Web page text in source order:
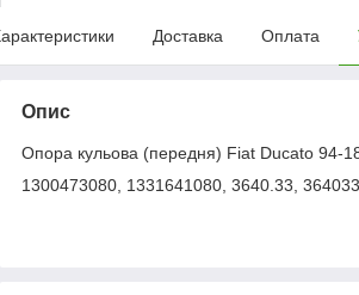
Доставка Оплата
Опис
Опора кульова (передня) Fiat Ducato 94-
1300473080, 1331641080, 3640.33, 364033